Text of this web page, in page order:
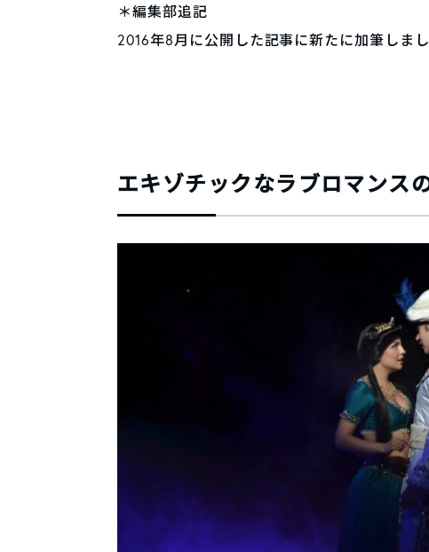
＊編集部追記
2016年8月に公開した記事に新たに加筆しま
エキゾチックなラブロマンス